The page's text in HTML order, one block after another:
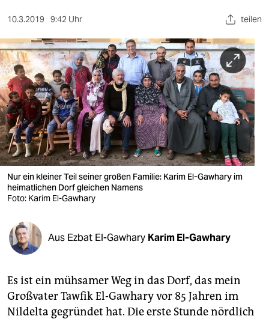
sport
berlin
nord
wahrheit
verlag
verlag
veranstaltungen
fragen & hilfe
abo
genossenschaft
10.3.2019 9:42 Uhr teilen
Nur ein kleiner Teil seiner großen Familie: Karim El-Gawhary im
heimatlichen Dorf gleichen Namens
Foto: Karim El-Gawhary
Aus Ezbat El-Gawhary Karim El-Gawhary
Es ist ein mühsamer Weg in das Dorf, das mein
Großvater Tawfik El-Gawhary vor 85 Jahren im
Nildelta gegründet hat. Die erste Stunde nördlich